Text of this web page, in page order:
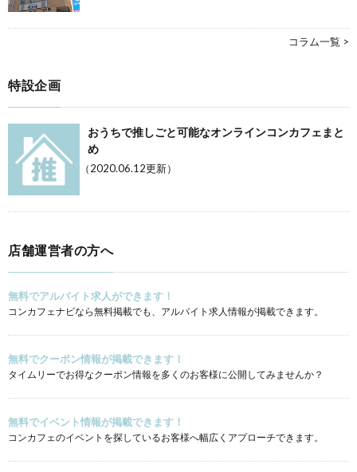
コラム一覧 >
特設企画
おうちで推しごと可能なオンラインコンカフェまと
め
（2020.06.12更新）
店舗運営者の方へ
無料でアルバイト求人ができます！
コンカフェナビなら無料掲載でも、アルバイト求人情報が掲載できます。
無料でクーポン情報が掲載できます！
タイムリーでお得なクーポン情報を多くのお客様に公開してみませんか？
無料でイベント情報が掲載できます！
コンカフェのイベントを探しているお客様へ幅広くアプローチできます。